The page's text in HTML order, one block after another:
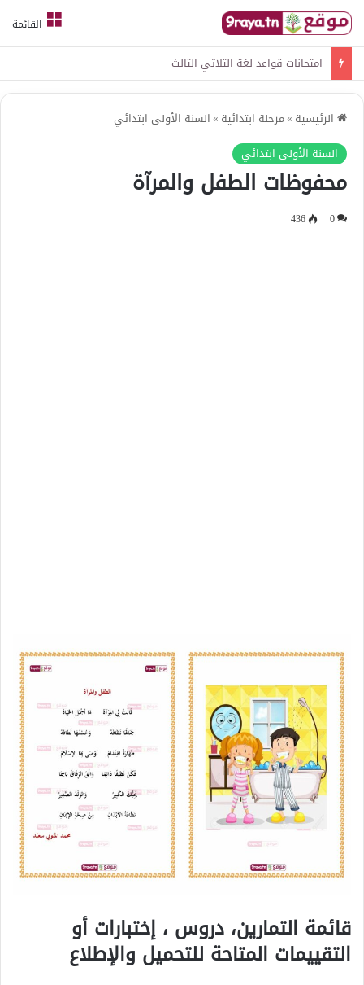
القائمة
امتحانات قواعد لغة الثلاثي الثالث
الرئيسية »مرحلة ابتدائية »السنة الأولى ابتدائي
السنة الأولى ابتدائي
محفوظات الطفل والمرآة
0
436
قائمة التمارين، دروس ، إختبارات أو
التقييمات المتاحة للتحميل والإطلاع